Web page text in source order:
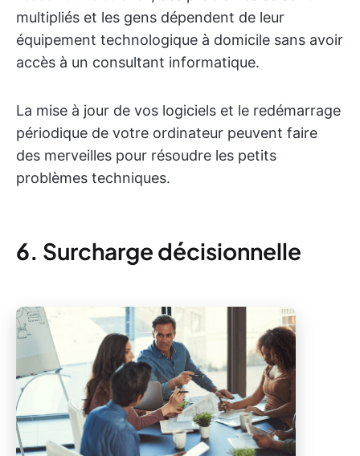
multipliés et les gens dépendent de leur
équipement technologique à domicile sans avoir
accès à un consultant informatique.
La mise à jour de vos logiciels et le redémarrage
périodique de votre ordinateur peuvent faire
des merveilles pour résoudre les petits
problèmes techniques.
6. Surcharge décisionnelle